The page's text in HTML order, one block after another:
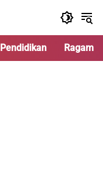
Pendidikan Ragam